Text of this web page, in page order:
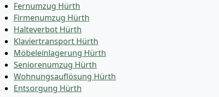
Fernumzug Hürth
Firmenumzug Hürth
Halteverbot Hürth
Klaviertransport Hürth
Möbeleinlagerung Hürth
Seniorenumzug Hürth
Wohnungsauflösung Hürth
Entsorgung Hürth